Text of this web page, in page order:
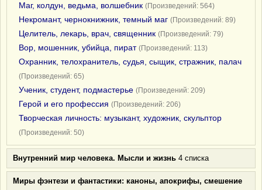
Маг, колдун, ведьма, волшебник (Произведений: 564)
Некромант, чернокнижник, темный маг (Произведений: 89)
Целитель, лекарь, врач, священник (Произведений: 79)
Вор, мошенник, убийца, пират (Произведений: 113)
Охранник, телохранитель, судья, сыщик, стражник, палач
(Произведений: 65)
Ученик, студент, подмастерье (Произведений: 209)
Герой и его профессия (Произведений: 206)
Творческая личность: музыкант, художник, скульптор
(Произведений: 50)
Внутренний мир человека. Мысли и жизнь 4 списка
Миры фэнтези и фантастики: каноны, апокрифы, смешение